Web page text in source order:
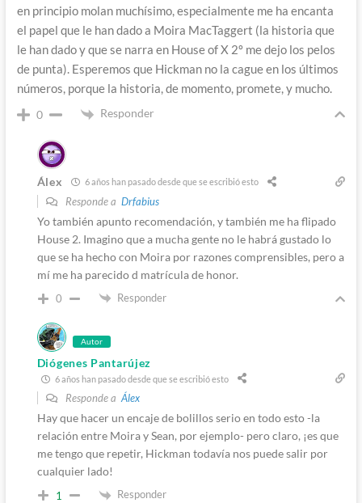
en principio molan muchísimo, especialmente me ha encanta
el papel que le han dado a Moira MacTaggert (la historia que
le han dado y que se narra en House of X 2º me dejo los pelos
de punta). Esperemos que Hickman no la cague en los últimos
números, porque la historia, de momento, promete, y mucho.
0 Responder
Álex 6 años han pasado desde que se escribió esto
Responde a Drfabius
Yo también apunto recomendación, y también me ha flipado
House 2. Imagino que a mucha gente no le habrá gustado lo
que se ha hecho con Moira por razones comprensibles, pero a
mí me ha parecido d matrícula de honor.
0 Responder
Autor
Diógenes Pantarújez
6 años han pasado desde que se escribió esto
Responde aÁlex
Hay que hacer un encaje de bolillos serio en todo esto -la
relación entre Moira y Sean, por ejemplo- pero claro, ¡es que
me tengo que repetir, Hickman todavía nos puede salir por
cualquier lado!
1 Responder